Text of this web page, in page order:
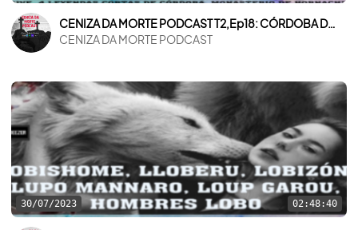
CENIZA DA MORTE PODCAST T2,Ep18: CÓRDOBA DE LEYENDA Y MISTERIO
CENIZA DA MORTE PODCAST
30/07/2023 02:48:40